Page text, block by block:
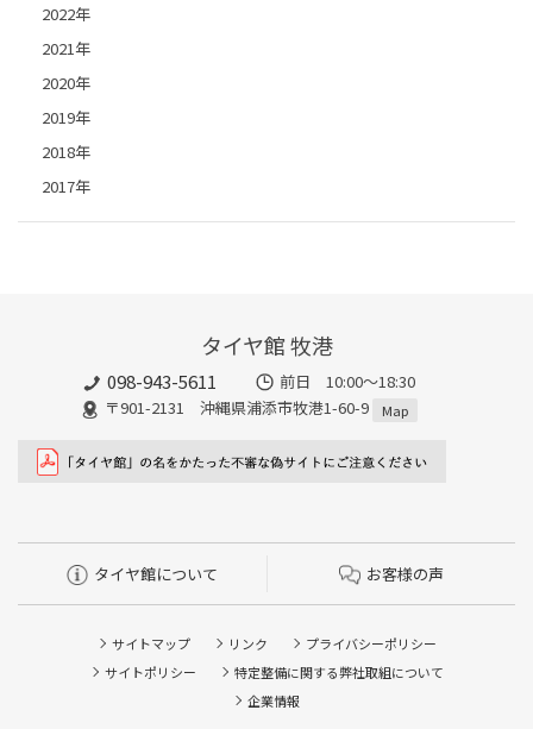
2022年
2021年
2020年
2019年
2018年
2017年
タイヤ館 牧港
098-943-5611
前日 10:00〜18:30
〒901-2131 沖縄県浦添市牧港1-60-9
Map
タイヤ館について お客様の声
サイトマップ リンク
プライバシーポリシー
サイトポリシー
特定整備に関する弊社取組について
企業情報